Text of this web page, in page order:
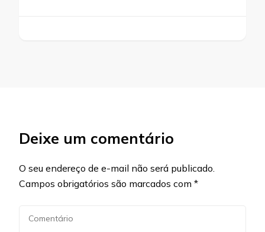
Deixe um comentário
O seu endereço de e-mail não será publicado.
Campos obrigatórios são marcados com *